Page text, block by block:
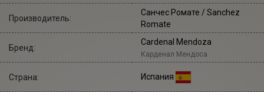
Производитель:
Санчес Ромате / Sanchez
Romate
Бренд:
Cardenal Mendoza
Карденал Мендоса
Страна: Испания